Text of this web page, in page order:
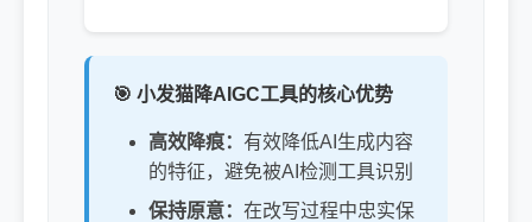
🎯 小发猫降AIGC工具的核心优势
高效降痕： 有效降低AI生成内容
的特征，避免被AI检测工具识别
保持原意： 在改写过程中忠实保